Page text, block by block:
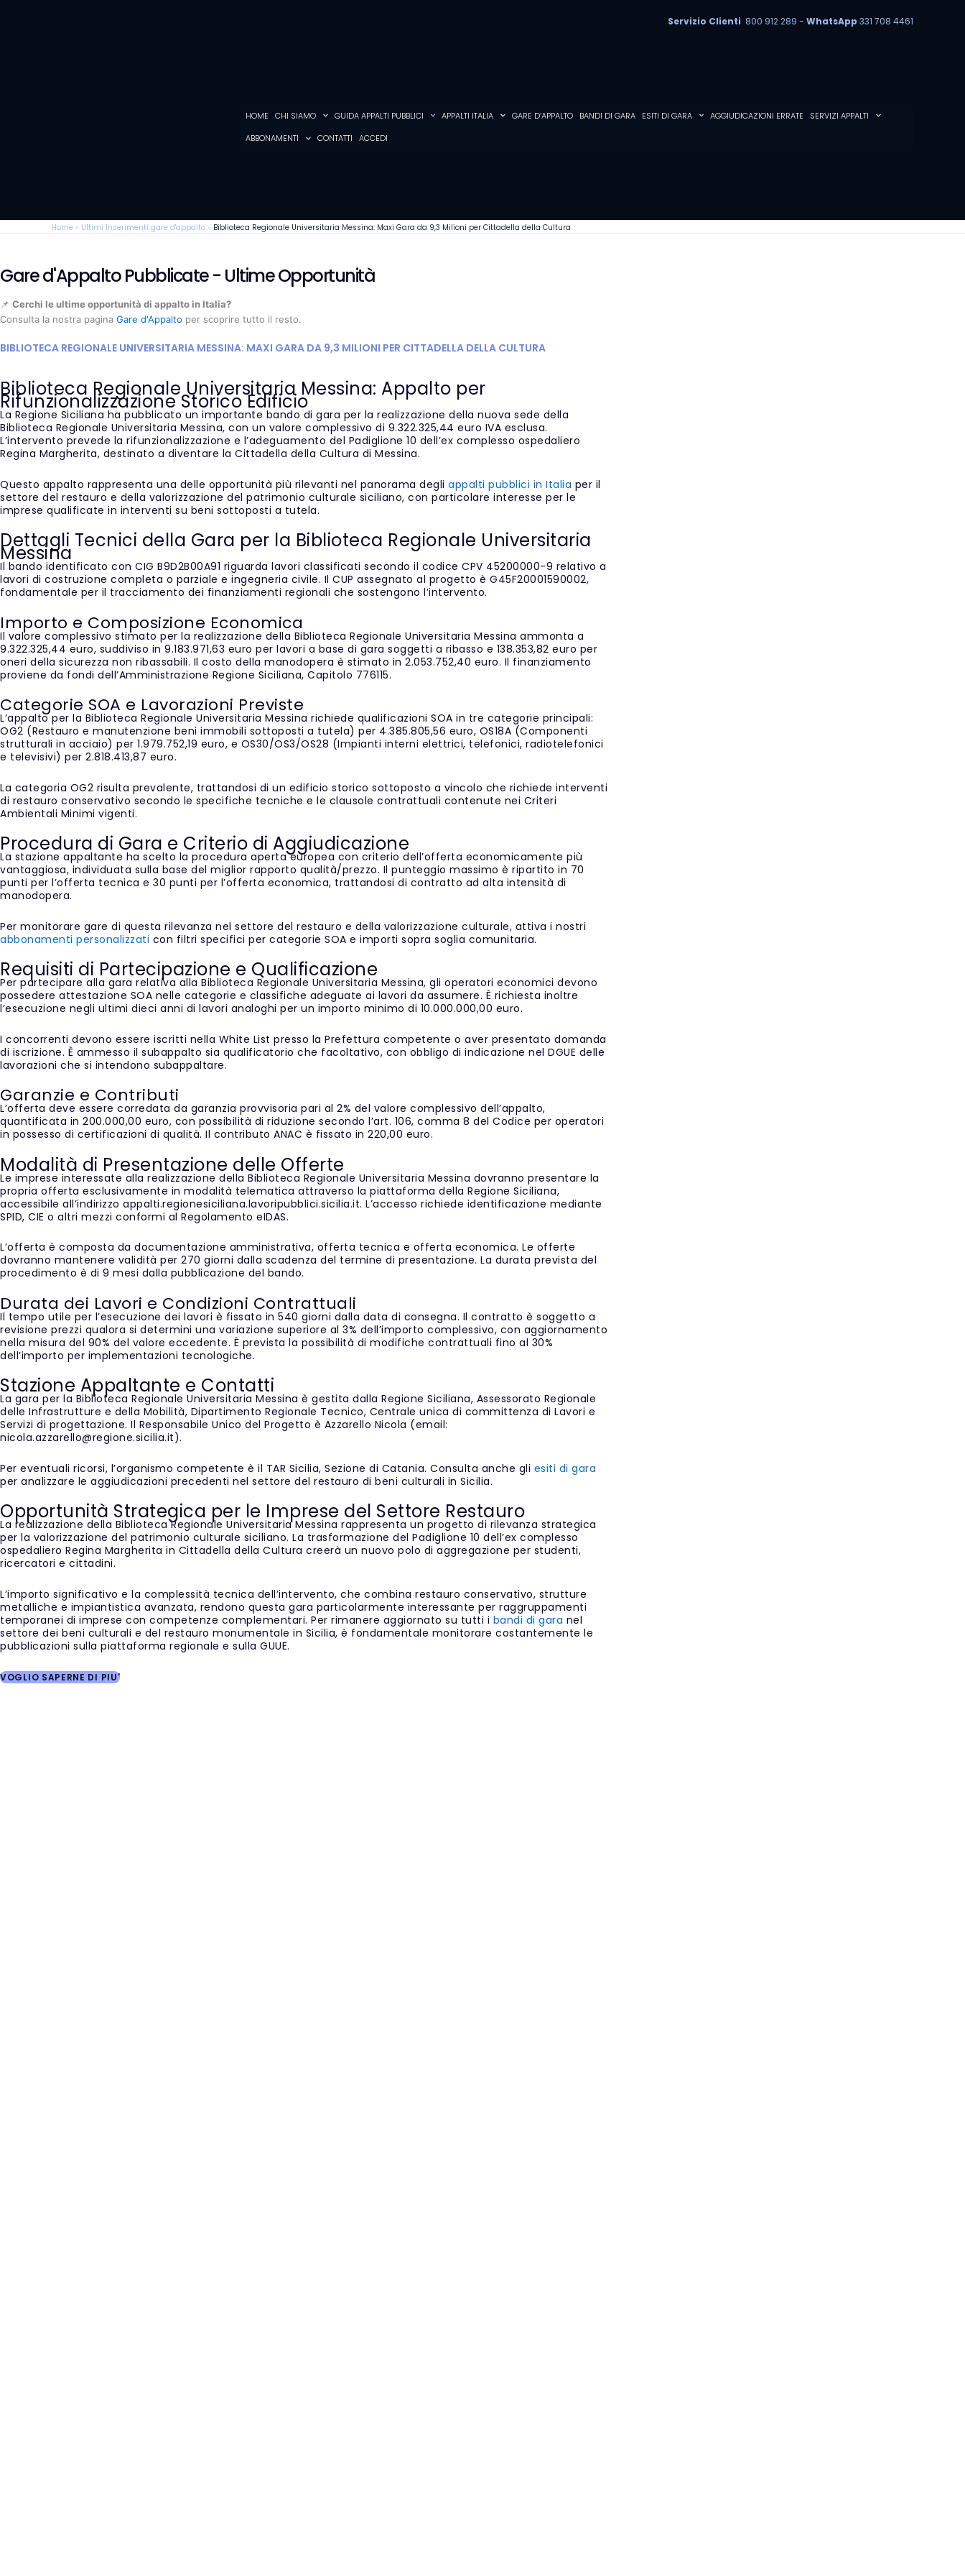
Servizio Clienti 800 912 289 - WhatsApp 331 708 4461
HOME CHI SIAMO GUIDA APPALTI PUBBLICI APPALTI ITALIA GARE D’APPALTO BANDI DI GARA ESITI DI GARA AGGIUDICAZIONI ERRATE
SERVIZI APPALTI
ABBONAMENTI
CONTATTI ACCEDI
Home » Ultimi Inserimenti gare d'appalto » Biblioteca Regionale Universitaria Messina: Maxi Gara da 9,3 Milioni per Cittadella della Cultura
Gare d'Appalto Pubblicate - Ultime Opportunità
📌 Cerchi le ultime opportunità di appalto in Italia?
Consulta la nostra pagina Gare d'Appalto per scoprire tutto il resto.
BIBLIOTECA REGIONALE UNIVERSITARIA MESSINA: MAXI GARA DA 9,3 MILIONI PER CITTADELLA DELLA CULTURA
Biblioteca Regionale Universitaria Messina: Appalto per
Rifunzionalizzazione Storico Edificio
La Regione Siciliana ha pubblicato un importante bando di gara per la realizzazione della nuova sede della
Biblioteca Regionale Universitaria Messina, con un valore complessivo di 9.322.325,44 euro IVA esclusa.
L’intervento prevede la rifunzionalizzazione e l’adeguamento del Padiglione 10 dell’ex complesso ospedaliero
Regina Margherita, destinato a diventare la Cittadella della Cultura di Messina.
Questo appalto rappresenta una delle opportunità più rilevanti nel panorama degli appalti pubblici in Italia per il
settore del restauro e della valorizzazione del patrimonio culturale siciliano, con particolare interesse per le
imprese qualificate in interventi su beni sottoposti a tutela.
Dettagli Tecnici della Gara per la Biblioteca Regionale Universitaria
Messina
Il bando identificato con CIG B9D2B00A91 riguarda lavori classificati secondo il codice CPV 45200000-9 relativo a
lavori di costruzione completa o parziale e ingegneria civile. Il CUP assegnato al progetto è G45F20001590002,
fondamentale per il tracciamento dei finanziamenti regionali che sostengono l’intervento.
Importo e Composizione Economica
Il valore complessivo stimato per la realizzazione della Biblioteca Regionale Universitaria Messina ammonta a
9.322.325,44 euro, suddiviso in 9.183.971,63 euro per lavori a base di gara soggetti a ribasso e 138.353,82 euro per
oneri della sicurezza non ribassabili. Il costo della manodopera è stimato in 2.053.752,40 euro. Il finanziamento
proviene da fondi dell’Amministrazione Regione Siciliana, Capitolo 776115.
Categorie SOA e Lavorazioni Previste
L’appalto per la Biblioteca Regionale Universitaria Messina richiede qualificazioni SOA in tre categorie principali:
OG2 (Restauro e manutenzione beni immobili sottoposti a tutela) per 4.385.805,56 euro, OS18A (Componenti
strutturali in acciaio) per 1.979.752,19 euro, e OS30/OS3/OS28 (Impianti interni elettrici, telefonici, radiotelefonici
e televisivi) per 2.818.413,87 euro.
La categoria OG2 risulta prevalente, trattandosi di un edificio storico sottoposto a vincolo che richiede interventi
di restauro conservativo secondo le specifiche tecniche e le clausole contrattuali contenute nei Criteri
Ambientali Minimi vigenti.
Procedura di Gara e Criterio di Aggiudicazione
La stazione appaltante ha scelto la procedura aperta europea con criterio dell’offerta economicamente più
vantaggiosa, individuata sulla base del miglior rapporto qualità/prezzo. Il punteggio massimo è ripartito in 70
punti per l’offerta tecnica e 30 punti per l’offerta economica, trattandosi di contratto ad alta intensità di
manodopera.
Per monitorare gare di questa rilevanza nel settore del restauro e della valorizzazione culturale, attiva i nostri
abbonamenti personalizzati con filtri specifici per categorie SOA e importi sopra soglia comunitaria.
Requisiti di Partecipazione e Qualificazione
Per partecipare alla gara relativa alla Biblioteca Regionale Universitaria Messina, gli operatori economici devono
possedere attestazione SOA nelle categorie e classifiche adeguate ai lavori da assumere. È richiesta inoltre
l’esecuzione negli ultimi dieci anni di lavori analoghi per un importo minimo di 10.000.000,00 euro.
I concorrenti devono essere iscritti nella White List presso la Prefettura competente o aver presentato domanda
di iscrizione. È ammesso il subappalto sia qualificatorio che facoltativo, con obbligo di indicazione nel DGUE delle
lavorazioni che si intendono subappaltare.
Garanzie e Contributi
L’offerta deve essere corredata da garanzia provvisoria pari al 2% del valore complessivo dell’appalto,
quantificata in 200.000,00 euro, con possibilità di riduzione secondo l’art. 106, comma 8 del Codice per operatori
in possesso di certificazioni di qualità. Il contributo ANAC è fissato in 220,00 euro.
Modalità di Presentazione delle Offerte
Le imprese interessate alla realizzazione della Biblioteca Regionale Universitaria Messina dovranno presentare la
propria offerta esclusivamente in modalità telematica attraverso la piattaforma della Regione Siciliana,
accessibile all’indirizzo appalti.regionesiciliana.lavoripubblici.sicilia.it. L’accesso richiede identificazione mediante
SPID, CIE o altri mezzi conformi al Regolamento eIDAS.
L’offerta è composta da documentazione amministrativa, offerta tecnica e offerta economica. Le offerte
dovranno mantenere validità per 270 giorni dalla scadenza del termine di presentazione. La durata prevista del
procedimento è di 9 mesi dalla pubblicazione del bando.
Durata dei Lavori e Condizioni Contrattuali
Il tempo utile per l’esecuzione dei lavori è fissato in 540 giorni dalla data di consegna. Il contratto è soggetto a
revisione prezzi qualora si determini una variazione superiore al 3% dell’importo complessivo, con aggiornamento
nella misura del 90% del valore eccedente. È prevista la possibilità di modifiche contrattuali fino al 30%
dell’importo per implementazioni tecnologiche.
Stazione Appaltante e Contatti
La gara per la Biblioteca Regionale Universitaria Messina è gestita dalla Regione Siciliana, Assessorato Regionale
delle Infrastrutture e della Mobilità, Dipartimento Regionale Tecnico, Centrale unica di committenza di Lavori e
Servizi di progettazione. Il Responsabile Unico del Progetto è Azzarello Nicola (email:
nicola.azzarello@regione.sicilia.it).
Per eventuali ricorsi, l’organismo competente è il TAR Sicilia, Sezione di Catania. Consulta anche gli esiti di gara
per analizzare le aggiudicazioni precedenti nel settore del restauro di beni culturali in Sicilia.
Opportunità Strategica per le Imprese del Settore Restauro
La realizzazione della Biblioteca Regionale Universitaria Messina rappresenta un progetto di rilevanza strategica
per la valorizzazione del patrimonio culturale siciliano. La trasformazione del Padiglione 10 dell’ex complesso
ospedaliero Regina Margherita in Cittadella della Cultura creerà un nuovo polo di aggregazione per studenti,
ricercatori e cittadini.
L’importo significativo e la complessità tecnica dell’intervento, che combina restauro conservativo, strutture
metalliche e impiantistica avanzata, rendono questa gara particolarmente interessante per raggruppamenti
temporanei di imprese con competenze complementari. Per rimanere aggiornato su tutti i bandi di gara nel
settore dei beni culturali e del restauro monumentale in Sicilia, è fondamentale monitorare costantemente le
pubblicazioni sulla piattaforma regionale e sulla GUUE.
VOGLIO SAPERNE DI PIU'